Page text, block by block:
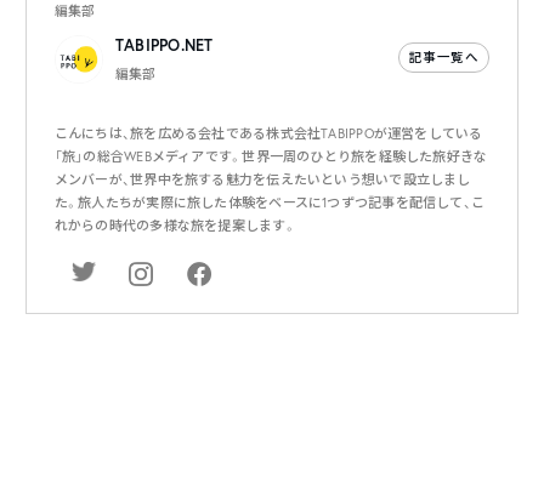
編集部
TABIPPO.NET
編集部
記事一覧へ
こんにちは、旅を広める会社である株式会社TABIPPOが運営をしている
「旅」の総合WEBメディアです。世界一周のひとり旅を経験した旅好きな
メンバーが、世界中を旅する魅力を伝えたいという想いで設立しまし
た。旅人たちが実際に旅した体験をベースに1つずつ記事を配信して、こ
れからの時代の多様な旅を提案します。